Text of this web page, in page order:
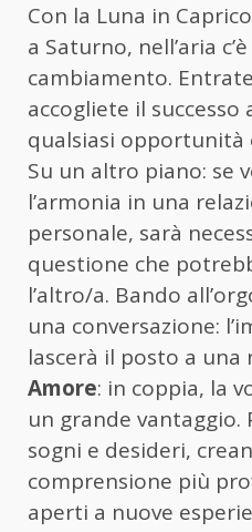
Con la Luna in
a Saturno, nell’aria
cambiamento.
accogliete il successo
qualsiasi opportunità
Su un altro piano: se
l’armonia in una
personale, sarà
questione che
l’altro/a. Bando
una conversazione:
lascerà il posto a una
Amore: in coppia, la
un grande vantaggio.
sogni e desideri,
comprensione più
aperti a nuove